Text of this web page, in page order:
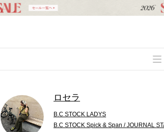
ロセラ
B.C STOCK LADYS
B.C STOCK Spick & Span / JOURNAL